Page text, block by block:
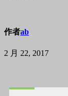
作者ab
2 月 22, 2017